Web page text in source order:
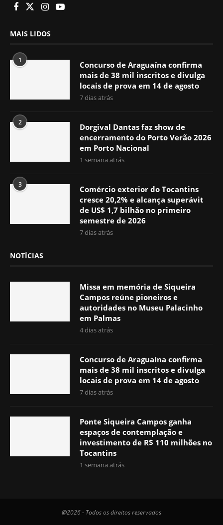
MAIS LIDOS
1
Concurso de Araguaína confirma
mais de 38 mil inscritos e divulga
locais de prova em 14 de agosto
7 dias atrás
2
Dorgival Dantas faz show de
encerramento do Porto Verão 2026
em Porto Nacional
1 semana atrás
3
Comércio exterior do Tocantins
cresce 20,2% e alcança superávit
de US$ 1,7 bilhão no primeiro
semestre de 2026
7 dias atrás
NOTÍCIAS
Missa em memória de Siqueira
Campos reúne pioneiros e
autoridades no Museu Palacinho
em Palmas
4 dias atrás
Concurso de Araguaína confirma
mais de 38 mil inscritos e divulga
locais de prova em 14 de agosto
7 dias atrás
Ponte Siqueira Campos ganha
espaços de contemplação e
investimento de R$ 110 milhões no
Tocantins
1 semana atrás
@2026 - Todos os direitos reservados